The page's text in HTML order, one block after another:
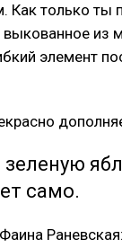
Как только ты
из
элемент
зеленую
само.